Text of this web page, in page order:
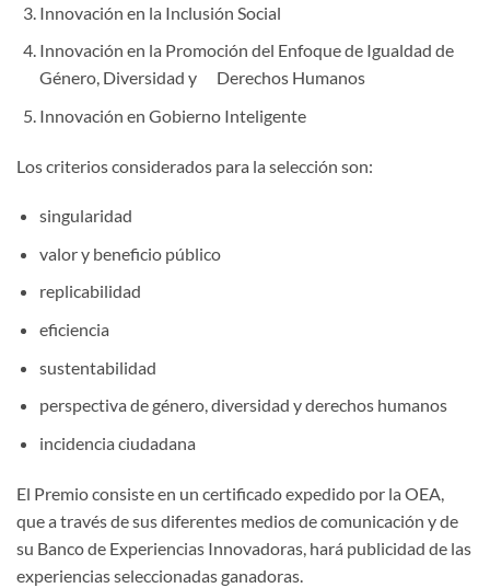
Innovación en la Inclusión Social
Innovación en la Promoción del Enfoque de Igualdad de
Género, Diversidad y Derechos Humanos
Innovación en Gobierno Inteligente
Los criterios considerados para la selección son:
singularidad
valor y beneficio público
replicabilidad
eficiencia
sustentabilidad
perspectiva de género, diversidad y derechos humanos
incidencia ciudadana
El Premio consiste en un certificado expedido por la OEA,
que a través de sus diferentes medios de comunicación y de
su Banco de Experiencias Innovadoras, hará publicidad de las
experiencias seleccionadas ganadoras.